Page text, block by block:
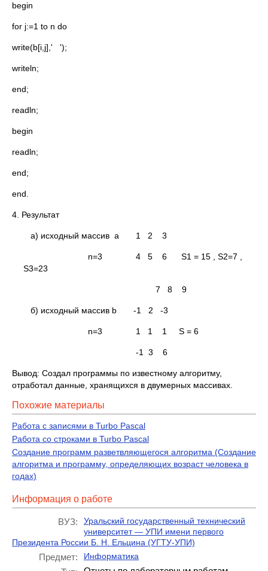
begin
for j:=1 to n do
write(b[i,j],' ');
writeln;
end;
readln;
begin
readln;
end;
end.
4. Результат
а) исходный массив а 1 2 3
n=3 4 5 6 S1 = 15 , S2=7 ,
S3=23
7 8 9
б) исходный массив b -1 2 -3
n=3 1 1 1 S = 6
-1 3 6
Вывод: Создал программы по известному алгоритму,
отработал данные, хранящихся в двумерных массивах.
Похожие материалы
Работа с записями в Turbo Pascal
Работа со строками в Turbo Pascal
Создание программ разветвляющегося алгоритма (Создание
алгоритма и программу, определяющих возраст человека в
годах)
Информация о работе
ВУЗ:
Уральский государственный технический
университет — УПИ имени первого
Президента России Б. Н. Ельцина (УГТУ-УПИ)
Предмет: Информатика